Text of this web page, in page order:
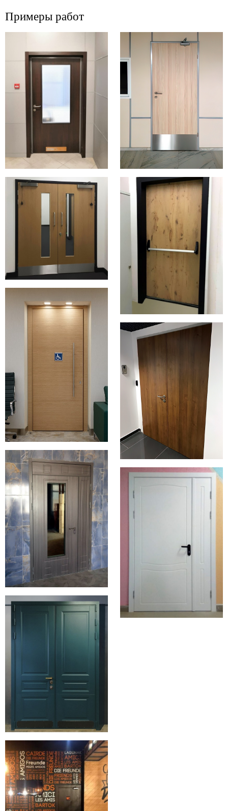
Примеры работ